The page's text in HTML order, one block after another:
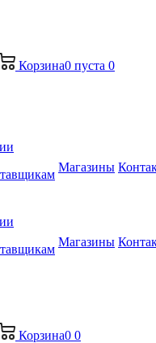
Корзина0 пуста 0
Магазины
Магазины
Корзина0 0